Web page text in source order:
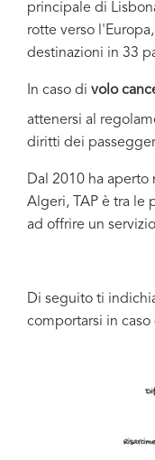
principale di
rotte verso
destinazioni in 33
In caso di volo
attenersi al
diritti dei
Dal 2010 ha aperto
Algeri, TAP è tra le
ad offrire un
Di seguito ti
comportarsi in caso